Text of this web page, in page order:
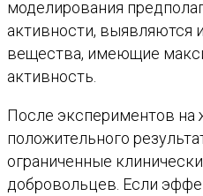
моделирования
активности, выявляются
вещества, имеющие
активность.
После экспериментов на
положительного
ограниченные
добровольцев. Если